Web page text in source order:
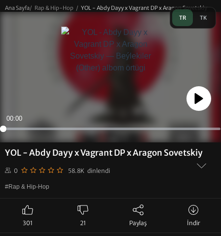
TR TK
Ana Sayfa/ Rap & Hip-Hop / YOL - Abdy Dayy x Vagrant DP x Aragon Sovetskiy
YOL - Abdy Dayy x Vagrant DP x Aragon Sovetskiy
0 58.8K dinlendi
#Rap & Hip-Hop
301 21 Paylaş İndir
Play
00:00